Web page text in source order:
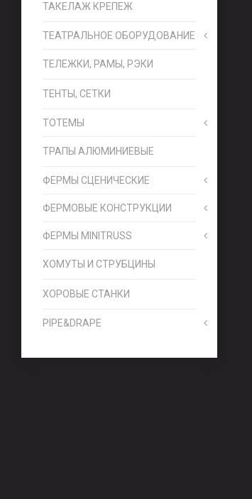
ТАКЕЛАЖ КРЕПЕЖ
ТЕАТРАЛЬНОЕ ОБОРУДОВАНИЕ
ТЕЛЕЖКИ, РАМЫ, РЭКИ
ТЕНТЫ, СЕТКИ
ТОТЕМЫ
ТРАПЫ АЛЮМИНИЕВЫЕ
ФЕРМЫ СЦЕНИЧЕСКИЕ
ФЕРМОВЫЕ КОНСТРУКЦИИ
ФЕРМЫ MINITRUSS
ХОМУТЫ И СТРУБЦИНЫ
ХОРОВЫЕ СТАНКИ
PIPE&DRAPE